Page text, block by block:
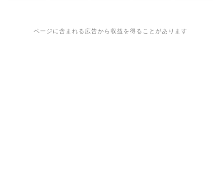
ページに含まれる広告から収益を得ることがあります